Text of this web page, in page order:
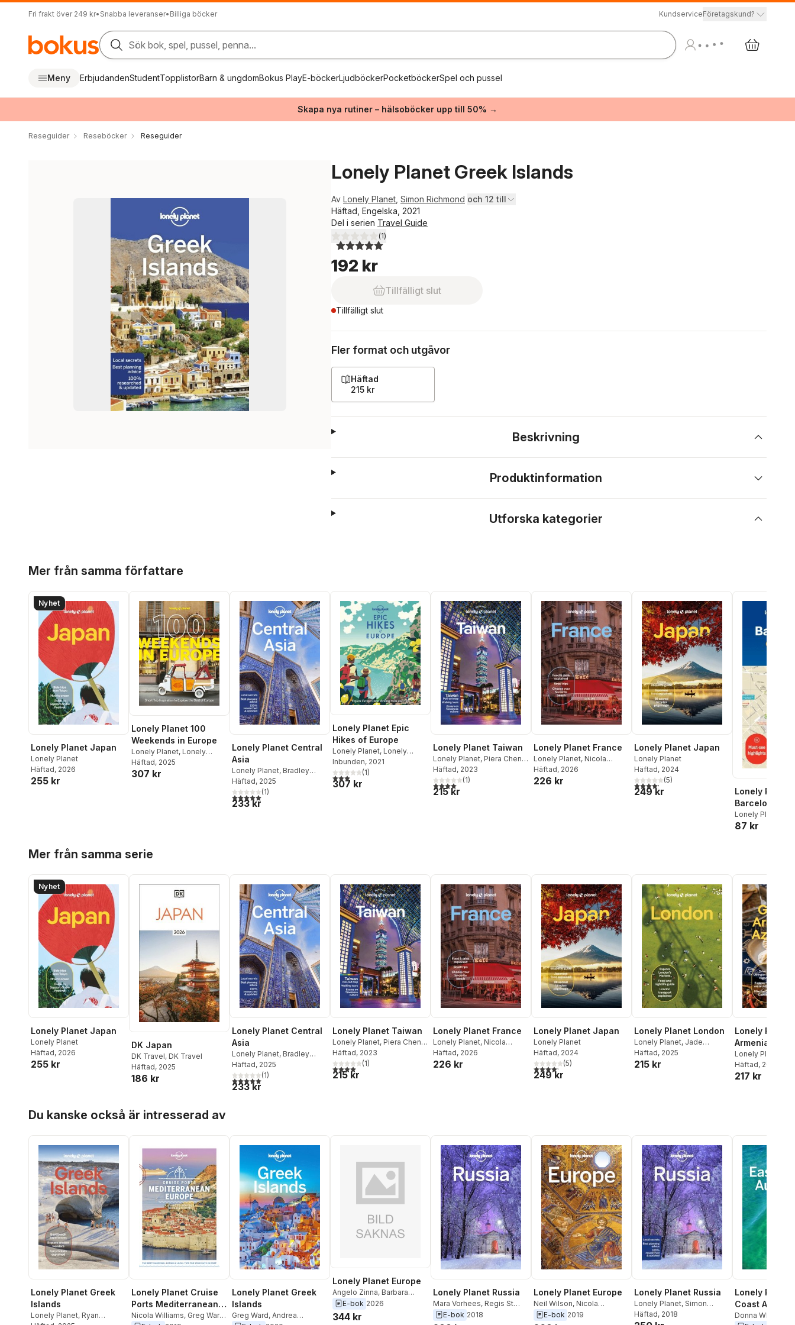
Fri frakt över 249 kr• Snabba leveranser• Billiga böcker KundserviceFöretagskund?
Sök bok, spel, pussel, penna...
Meny ErbjudandenStudentTopplistorBarn & ungdomBokus PlayE-böckerLjudböckerPocketböckerSpel och pussel
Skapa nya rutiner – hälsoböcker upp till 50% →
Reseguider Reseböcker Reseguider
Lonely Planet Greek Islands
Av Lonely Planet Simon Richmond och 12 till
Häftad, Engelska, 2021
Del i serien Travel Guide
5,0utav 5 stjärnor. Totalt antal röster:
(1)
192 kr
Tillfälligt slut
Tillfälligt slut
Fler format och utgåvor
Häftad
215 kr
Beskrivning
Produktinformation
Utforska kategorier
Mer från samma författare
Nyhet
Lonely Planet Japan
Lonely Planet
Häftad, 2026
255 kr
Lonely Planet 100
Weekends in Europe
Lonely Planet, Lonely
Planet
Häftad, 2025
307 kr
Lonely Planet Central
Asia
Lonely Planet, Bradley
Mayhew,Mark Elliott
Kaminski,Stephen Lioy
Häftad, 2025
5,0utav 5 stjärnor. Totalt antal röster:
(1)
233 kr
Lonely Planet Epic
Hikes of Europe
Lonely Planet, Lonely
Planet
Inbunden, 2021
3,0utav 5 stjärnor. Totalt antal röster:
(1)
307 kr
Lonely Planet Taiwan
Lonely Planet, Piera Chen,
Dinah Gardner
Häftad, 2023
4,0utav 5 stjärnor. Totalt antal röster:
(1)
215 kr
Lonely Planet France
Lonely Planet, Nicola
Williams,Jean-Bernard
Carillet,Cyrena Lee
Häftad, 2026
226 kr
Lonely Planet Japan
Lonely Planet
Häftad, 2024
4,2utav 5 stjärnor. Totalt antal röster:
(5)
249 kr
Lonely Planet
Barcelona
Lonely Planet
87 kr
Mer från samma serie
Nyhet
Lonely Planet Japan
Lonely Planet
Häftad, 2026
255 kr
DK Japan
DK Travel, DK Travel
Häftad, 2025
186 kr
Lonely Planet Central
Asia
Lonely Planet, Bradley
Mayhew,Mark Elliott
Kaminski,Stephen Lioy
Häftad, 2025
5,0utav 5 stjärnor. Totalt antal röster:
(1)
233 kr
Lonely Planet Taiwan
Lonely Planet, Piera Chen,
Dinah Gardner
Häftad, 2023
4,0utav 5 stjärnor. Totalt antal röster:
(1)
215 kr
Lonely Planet France
Lonely Planet, Nicola
Williams,Jean-Bernard
Carillet,Cyrena Lee
Nicklin
Häftad, 2026
226 kr
Lonely Planet Japan
Lonely Planet
Häftad, 2024
4,2utav 5 stjärnor. Totalt antal röster:
(5)
249 kr
Lonely Planet London
Lonely Planet, Jade
Bremner,Vivienne Dovi
Steve Fallon
Häftad, 2025
215 kr
Lonely Planet
Armenia &
Lonely Planet
Masters,
Kowalski
Häftad, 2026
217 kr
Du kanske också är intresserad av
Lonely Planet Greek
Islands
Lonely Planet, Ryan
Lonely Planet Cruise
Ports Mediterranean
Europe
Nicola Williams, Greg Ward ,
Lonely Planet Greek
Islands
Greg Ward, Andrea
Lonely Planet Europe
Angelo Zinna, Barbara
Woolsey Nicola Williams
Luke Waterson
E-bok 2026
344 kr
Lonely Planet Russia
Mara Vorhees, Regis St
Louis,Leonid Ragozin
E-bok 2018
Lonely Planet Europe
Neil Wilson, Nicola
Williams, Greg Ward
E-bok 2019
Lonely Planet Russia
Lonely Planet, Simon
Richmond,Mark Baker
Häftad, 2018
Lonely Planet
Coast
Donna Wheeler